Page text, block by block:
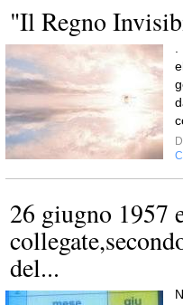
"Il Regno
26 giugno 1957
del...